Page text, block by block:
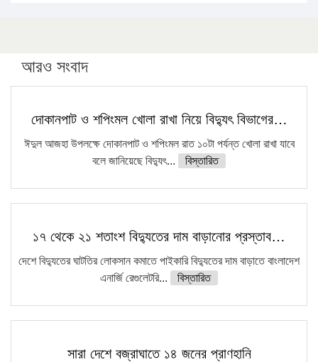
আরও সংবাদ
দোকানপাট ও শপিংমল খোলা রাখা নিয়ে বিদ্যুৎ বিভাগের…
ঈদুল আজহা উপলক্ষে দোকানপাট ও শপিংমল রাত ১০টা পর্যন্ত খোলা রাখা যাবে
বলে জানিয়েছে বিদ্যুৎ...
বিস্তারিত
১৭ থেকে ২১ শতাংশ বিদ্যুতের দাম বাড়ানোর প্রস্তাব…
দেশে বিদ্যুতের ঘাটতির লোকসান কমাতে পাইকারি বিদ্যুতের দাম বাড়াতে বাংলাদেশ
এনার্জি রেগুলেটরি...
বিস্তারিত
সারা দেশে বজ্রাঘাতে ১৪ জনের প্রাণহানি